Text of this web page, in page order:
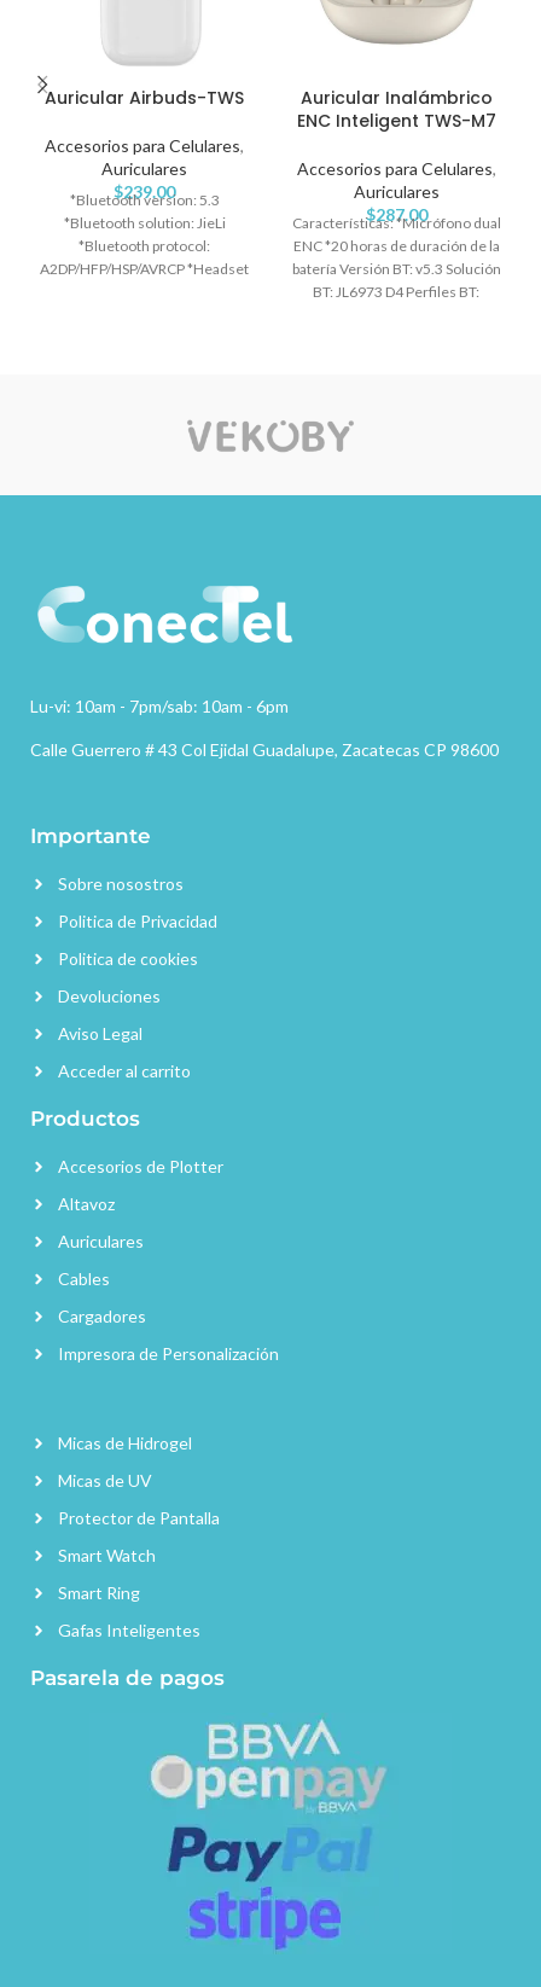
Auricular Airbuds-TWS
Accesorios para Celulares,
Auriculares
$239.00
*Bluetooth version: 5.3
*Bluetooth solution: JieLi
*Bluetooth protocol:
A2DP/HFP/HSP/AVRCP *Headset
(Tharging interface: Type-C
*Wear mode: Half in-ear
wireless charging, in-ear
Auricular Inalámbrico
ENC Inteligent TWS-M7
Accesorios para Celulares,
Auriculares
$287.00
Características: *Micrófono dual
ENC *20 horas de duración de la
batería Versión BT: v5.3 Solución
BT: JL6973 D4 Perfiles BT:
de reproducción: 5,5 horas
(volumen normal) Tiempos de
veces Distancia de
volumen deslizante y micrófono
Lu-vi: 10am - 7pm/sab: 10am - 6pm
Calle Guerrero # 43 Col Ejidal Guadalupe, Zacatecas CP 98600
Importante
Sobre nosostros
Politica de Privacidad
Politica de cookies
Devoluciones
Aviso Legal
Acceder al carrito
Productos
Accesorios de Plotter
Altavoz
Auriculares
Cables
Cargadores
Impresora de Personalización
Micas de Hidrogel
Micas de UV
Protector de Pantalla
Smart Watch
Smart Ring
Gafas Inteligentes
Pasarela de pagos